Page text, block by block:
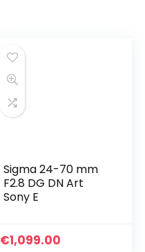
Sigma 24-70 mm
F2.8 DG DN Art
Sony E
€1,099.00